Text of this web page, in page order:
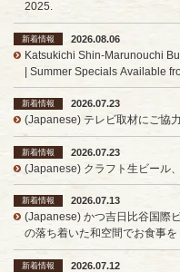
2025.
新着情報
2026.08.06
Katsukichi Shin-Marunouchi
| Summer Specials Available
新着情報
2026.07.23
(Japanese) テレビ取材にご協
新着情報
2026.07.23
(Japanese) クラフト生ビール
新着情報
2026.07.13
(Japanese) かつ吉日比谷国際
の落ち着いた和空間でお食事を
新着情報
2026.07.12